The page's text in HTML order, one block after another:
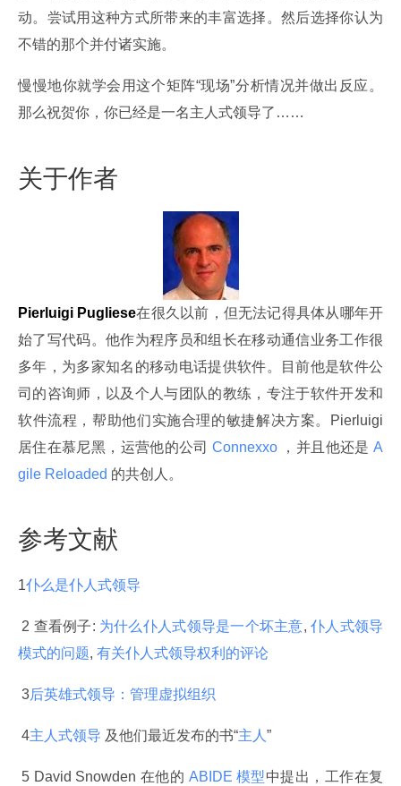
动。尝试用这种方式所带来的丰富选择。然后选择你认为
不错的那个并付诸实施。
慢慢地你就学会用这个矩阵“现场”分析情况并做出反应。
那么祝贺你，你已经是一名主人式领导了……
关于作者
Pierluigi Pugliese在很久以前，但无法记得具体从哪年开
始了写代码。他作为程序员和组长在移动通信业务工作很
多年，为多家知名的移动电话提供软件。目前他是软件公
司的咨询师，以及个人与团队的教练，专注于软件开发和
软件流程，帮助他们实施合理的敏捷解决方案。Pierluigi
居住在慕尼黑，运营他的公司 Connexxo ，并且他还是 A
gile Reloaded 的共创人。
参考文献
1仆么是仆人式领导
2 查看例子: 为什么仆人式领导是一个坏主意, 仆人式领导
模式的问题, 有关仆人式领导权利的评论
3后英雄式领导：管理虚拟组织
4主人式领导 及他们最近发布的书“主人 ”
5 David Snowden 在他的 ABIDE 模型中提出，工作在复